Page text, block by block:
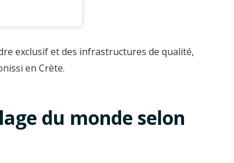
exclusif et des infrastructures de qualité,
en Crète.
du monde selon